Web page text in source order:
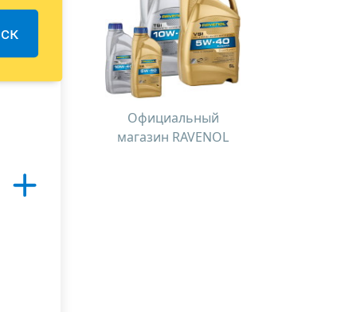
Официальный
магазин RAVENOL